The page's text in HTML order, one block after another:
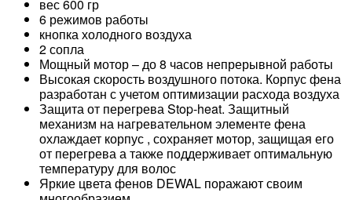
вес 600 гр
6 режимов работы
кнопка холодного воздуха
2 сопла
Мощный мотор – до 8 часов непрерывной работы
Высокая скорость воздушного потока. Корпус фена
разработан с учетом оптимизации расхода воздуха
Защита от перегрева Stop-heat. Защитный
механизм на нагревательном элементе фена
охлаждает корпус , сохраняет мотор, защищая его
от перегрева а также поддерживает оптимальную
температуру для волос
Яркие цвета фенов DEWAL поражают своим